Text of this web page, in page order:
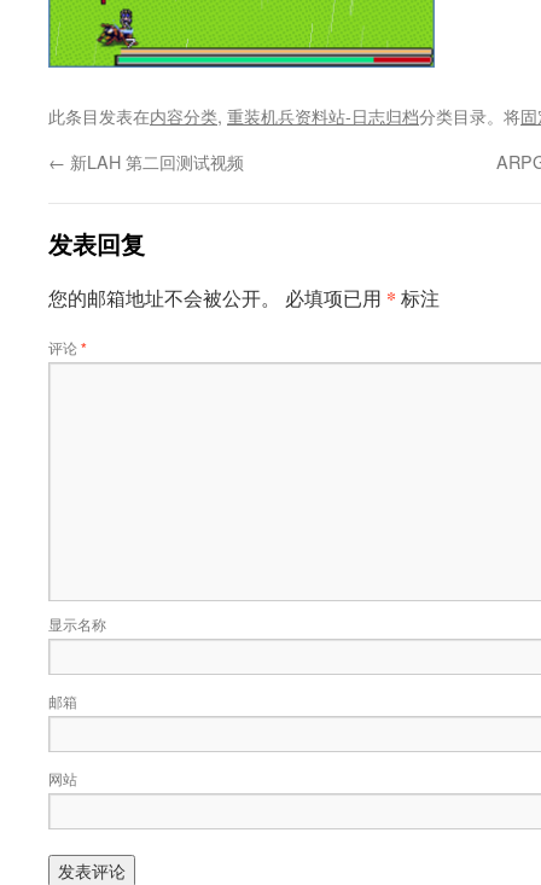
此条目发表在内容分类, 重装机兵资料站-日志归档分类目录。将
← 新LAH 第二回测试视频
发表回复
您的邮箱地址不会被公开。 必填项已用 * 标注
评论*
显示名称
邮箱
网站